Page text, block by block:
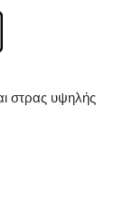
στρας υψηλής